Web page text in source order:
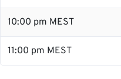
10:00 pm MEST
11:00 pm MEST